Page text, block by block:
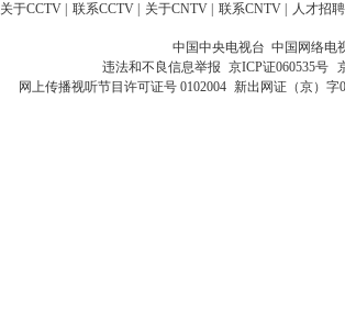
关于CCTV 联系CCTV 关于CNTV 联系CNTV 人才招聘
中国中央电视台 中国网络电
违法和不良信息举报 京ICP证060535号
网上传播视听节目许可证号 0102004 新出网证（京）